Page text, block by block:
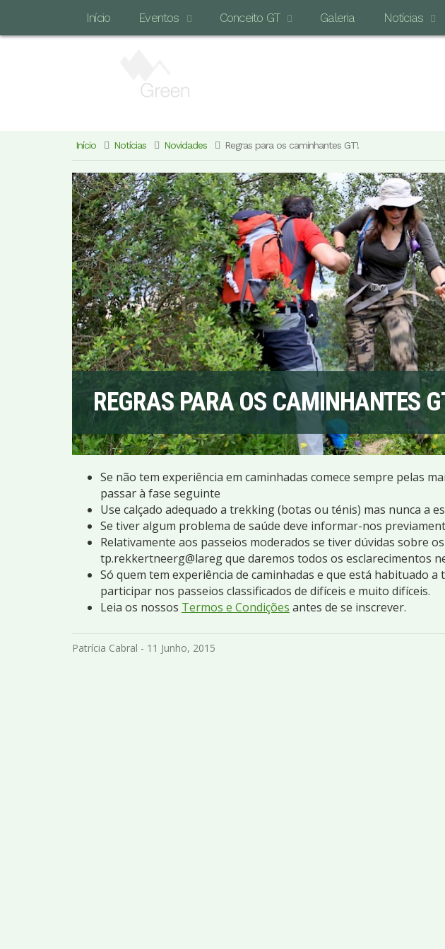
Início Eventos Conceito GT Galeria Notícias
Início Notícias Novidades Regras para os caminhantes GT!
REGRAS PARA OS CAMINHANTES
Se não tem experiência em caminhadas comece sempre pelas
passar à fase seguinte
Use calçado adequado a trekking (botas ou ténis) mas nunca a
Se tiver algum problema de saúde deve informar-nos
Relativamente aos passeios moderados se tiver dúvidas sobre
tp.rekkertneerg@lareg que daremos todos os esclarecimentos
Só quem tem experiência de caminhadas e que está habituado
participar nos passeios classificados de difíceis e muito difíceis.
Leia os nossos Termos e Condições antes de se inscrever.
Patrícia Cabral - 11 Junho, 2015